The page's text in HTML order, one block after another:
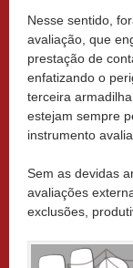
Nesse sentido,
avaliação, que
prestação de
enfatizando o
terceira
estejam sempre
instrumento
Sem as devidas
avaliações
exclusões,